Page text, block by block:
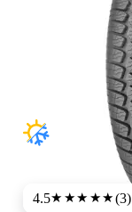
4.5★★★★★(3)